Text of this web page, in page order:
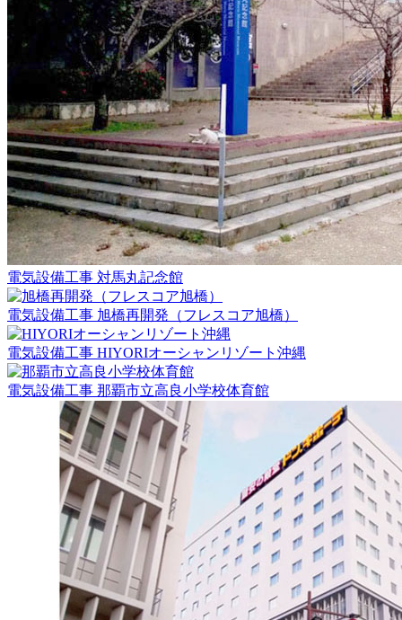
電気設備工事 対馬丸記念館
電気設備工事 旭橋再開発（フレスコア旭橋）
電気設備工事 HIYORIオーシャンリゾート沖縄
電気設備工事 那覇市立高良小学校体育館